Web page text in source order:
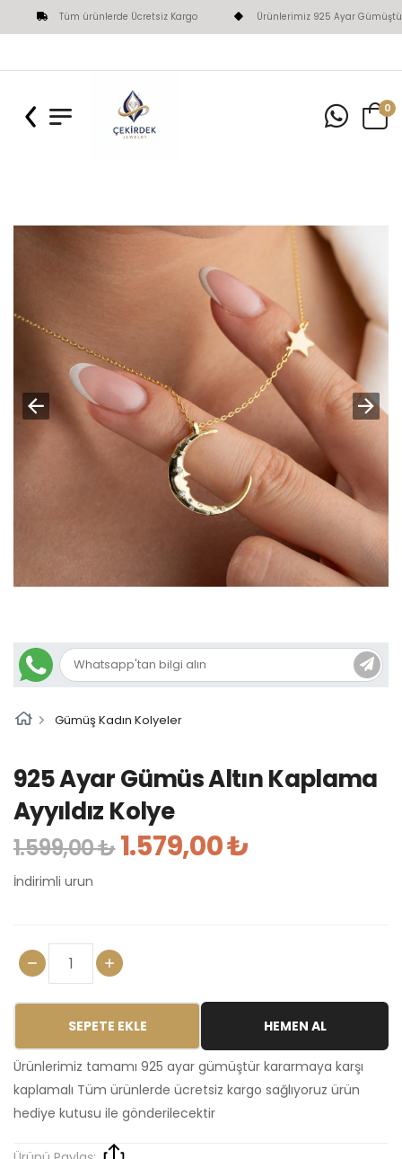
Tüm ürünlerde Ücretsiz Kargo Ürünlerimiz 925 Ayar Gümüştür
0
Gümüş Kadın Kolyeler
925 Ayar Gümüs Altın Kaplama
Ayyıldız Kolye
1.599,00 ₺1.579,00 ₺
İndirimli urun
SEPETE EKLE HEMEN AL
Ürünlerimiz tamamı 925 ayar gümüştür kararmaya karşı
kaplamalı Tüm ürünlerde ücretsiz kargo sağlıyoruz ürün
hediye kutusu ile gönderilecektir